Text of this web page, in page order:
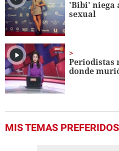
'Bibi' niega
sexual
Periodistas
donde
MIS TEMAS PREFERIDOS